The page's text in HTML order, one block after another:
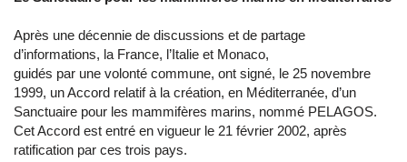
Après une décennie de discussions et de partage
d’informations, la France, l’Italie et Monaco,
guidés par une volonté commune, ont signé, le 25 novembre
1999, un Accord relatif à la création, en Méditerranée, d’un
Sanctuaire pour les mammifères marins, nommé PELAGOS.
Cet Accord est entré en vigueur le 21 février 2002, après
ratification par ces trois pays.